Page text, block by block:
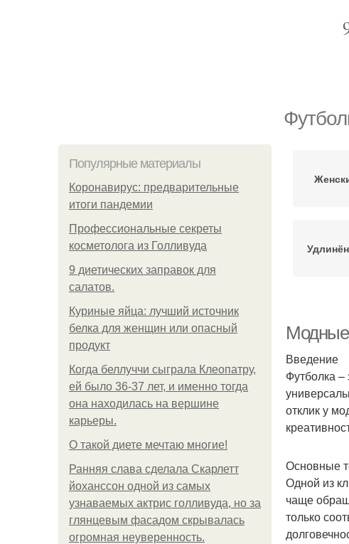
Популярные материалы
Коронавирус: предварительные
итоги пандемии
Профессиональные секреты
косметолога из Голливуда
9 диетических заправок для
салатов.
Куриные яйца: лучший источник
белка для женщин или опасный
продукт
Когда беллуччи сыграла Клеопатру,
ей было 36-37 лет, и именно тогда
она находилась на вершине
карьеры.
О такой диете мечтаю многие!
Ранняя слава сделала Скарлетт
йоханссон одной из самых
узнаваемых актрис голливуда, но за
глянцевым фасадом скрывалась
огромная неуверенность.
Модные
Введение
Футболка
отклик у
Основные
Одной из
чаще
только